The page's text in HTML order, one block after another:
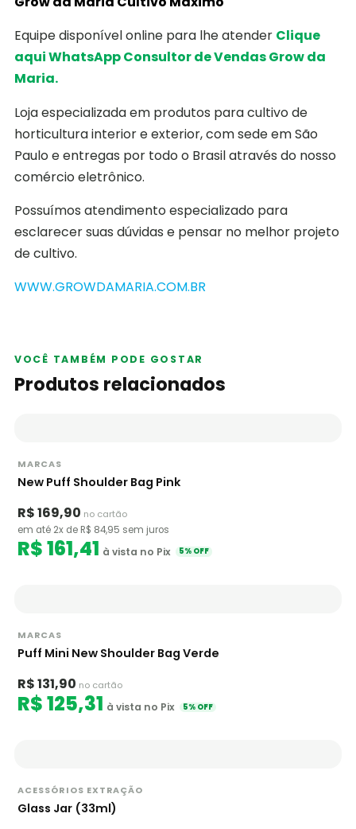
Equipe disponível online para lhe atender Clique
aqui WhatsApp Consultor de Vendas Grow da
Maria.
Loja especializada em produtos para cultivo de
horticultura interior e exterior, com sede em São
Paulo e entregas por todo o Brasil através do nosso
comércio eletrônico.
Possuímos atendimento especializado para
esclarecer suas dúvidas e pensar no melhor projeto
de cultivo.
WWW.GROWDAMARIA.COM.BR
VOCÊ TAMBÉM PODE GOSTAR
Produtos relacionados
MARCAS
New Puff Shoulder Bag Pink
R$ 169,90 no cartão
em até 2x de R$ 84,95 sem juros
R$ 161,41 à vista no Pix 5% OFF
MARCAS
Puff Mini New Shoulder Bag Verde
R$ 131,90 no cartão
R$ 125,31 à vista no Pix 5% OFF
ACESSÓRIOS EXTRAÇÃO
Glass Jar (33ml)